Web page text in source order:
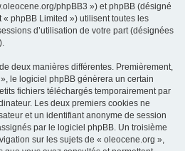
phpBB3 ») et phpBB (désigné
phpBB Limited ») utilisent toutes les
d’utilisation de votre part (désignées
deux manières différentes. Premièrement,
le logiciel phpBB génèrera un certain
fichiers téléchargés temporairement par
Les deux premiers cookies ne
et un identifiant anonyme de session
par le logiciel phpBB. Un troisième
sur les sujets de « oleocene.org »,